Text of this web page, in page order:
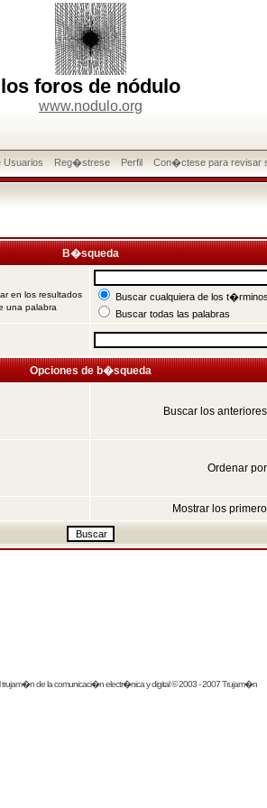
los foros de nódulo
www.nodulo.org
Usuarios Reg�strese Perfil Con�ctese para revisar
B�squeda
en los resultados
una palabra
Buscar cualquiera de los
Buscar todas las palabras
Opciones de b�squeda
Buscar los
Ordenar
Mostrar los
trujam�nde la comunicaci�n electr�nica y digital © 2003 - 2007 Trujam�n